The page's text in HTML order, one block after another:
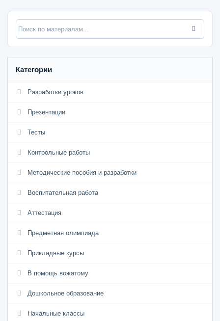
Категории
Разработки уроков
Презентации
Тесты
Контрольные работы
Методические пособия и разработки
Воспитательная работа
Аттестация
Предметная олимпиада
Прикладные курсы
В помощь вожатому
Дошкольное образование
Начальные классы